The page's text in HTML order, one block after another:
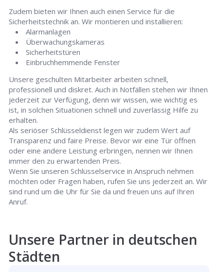
Zudem bieten wir Ihnen auch einen Service für die
Sicherheitstechnik an. Wir montieren und installieren:
Alarmanlagen
Überwachungskameras
Sicherheitstüren
Einbruchhemmende Fenster
Unsere geschulten Mitarbeiter arbeiten schnell,
professionell und diskret. Auch in Notfällen stehen wir Ihnen
jederzeit zur Verfügung, denn wir wissen, wie wichtig es
ist, in solchen Situationen schnell und zuverlässig Hilfe zu
erhalten.
Als seriöser Schlüsseldienst legen wir zudem Wert auf
Transparenz und faire Preise. Bevor wir eine Tür öffnen
oder eine andere Leistung erbringen, nennen wir Ihnen
immer den zu erwartenden Preis.
Wenn Sie unseren Schlüsselservice in Anspruch nehmen
möchten oder Fragen haben, rufen Sie uns jederzeit an. Wir
sind rund um die Uhr für Sie da und freuen uns auf Ihren
Anruf.
Unsere Partner in deutschen
Städten